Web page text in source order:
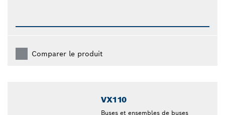
Comparer le produit
VX110
Buses et ensembles de buses